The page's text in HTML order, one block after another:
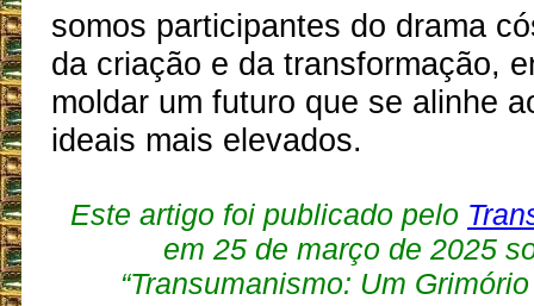
somos participantes do drama
da criação e da transformação,
moldar um futuro que se alinhe
ideais mais elevados.
Este artigo foi publicado pelo
em 25 de março de 2025
“Transumanismo: Um